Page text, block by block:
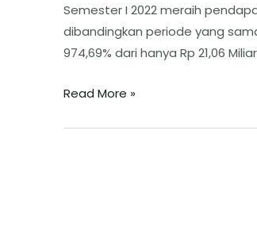
Semester I 2022 meraih
dibandingkan periode yang
974,69% dari hanya Rp 21,06
Read More »